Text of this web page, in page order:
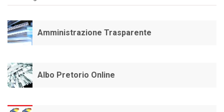
Amministrazione Trasparente
Albo Pretorio Online